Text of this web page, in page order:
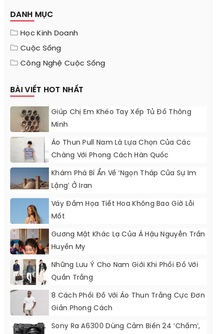
DANH MỤC
Học Kinh Doanh
Cuộc Sống
Công Nghệ Cuộc Sống
BÀI VIẾT HOT NHẤT
Giúp Chị Em Khéo Tay Xếp Tủ Đồ Thông
Minh
Áo Thun Pull Nam Là Lựa Chọn Của Các
Chàng Với Phong Cách Hàn Quốc
Khám Phá Bí Ẩn Về ‘ngọn Tháp Của Sự Im
Lặng’ Ở Iran
Váy Đầm Họa Tiết Hoa Không Bao Giờ Lỗi
Mốt
Gương Mặt Khác Lạ Của Á Hậu Nguyễn Trần
Huyền My
Những Lưu Ý Cho Nam Giới Khi Phối Đồ Với
Quần Trắng
8 Cách Phối Đồ Với Áo Thun Trắng Cực Đơn
Giản Phong Cách
Sony Ra A6300 Dùng Cảm Biến 24 ‘chấm’,